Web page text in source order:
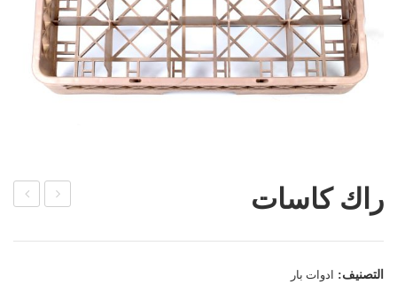
نحا
ة
راك كاسات
التصنيف: ادوات بار